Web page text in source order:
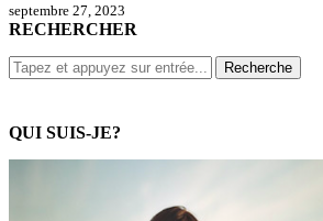
septembre 27, 2023
RECHERCHER
QUI SUIS-JE?